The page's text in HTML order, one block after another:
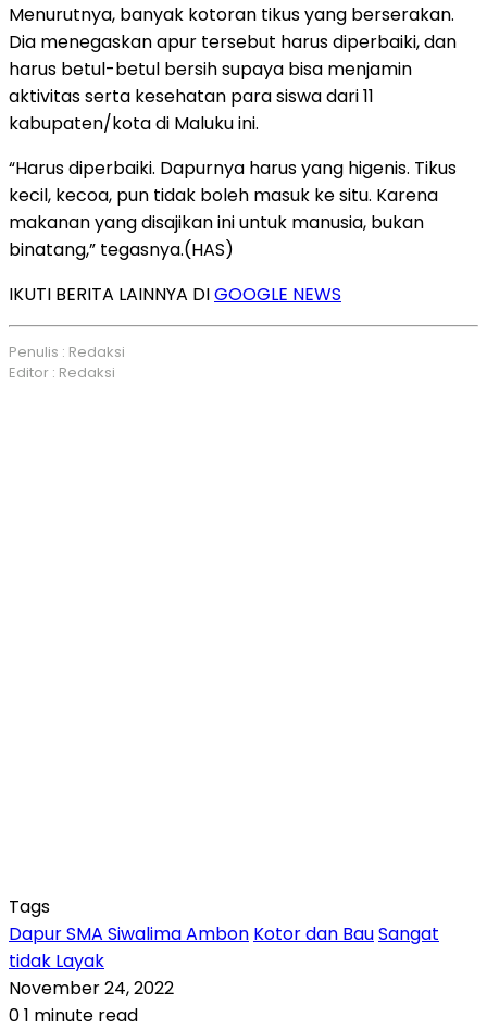
Menurutnya, banyak kotoran tikus yang berserakan.
Dia menegaskan apur tersebut harus diperbaiki, dan
harus betul-betul bersih supaya bisa menjamin
aktivitas serta kesehatan para siswa dari 11
kabupaten/kota di Maluku ini.
“Harus diperbaiki. Dapurnya harus yang higenis. Tikus
kecil, kecoa, pun tidak boleh masuk ke situ. Karena
makanan yang disajikan ini untuk manusia, bukan
binatang,” tegasnya.(HAS)
IKUTI BERITA LAINNYA DIGOOGLE NEWS
Penulis : Redaksi
Editor : Redaksi
Tags
Dapur SMA Siwalima Ambon Kotor dan BauSangat
tidak Layak
November 24, 2022
01 minute read